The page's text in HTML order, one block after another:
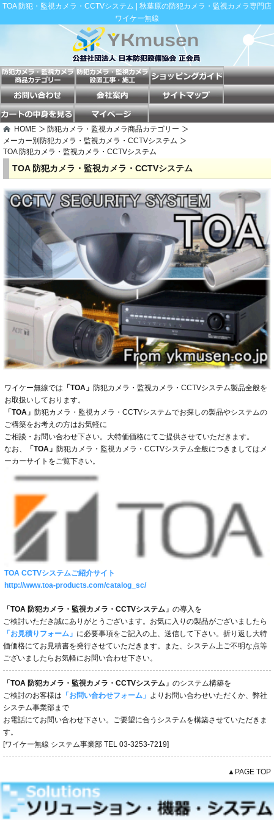
TOA 防犯・監視カメラ・CCTVシステム | 秋葉原の防犯カメラ・監視カメラ専門店
ワイケー無線
HOME
防犯カメラ・監視カメラ商品カテゴリー
メーカー別防犯カメラ・監視カメラ・CCTVシステム
TOA 防犯カメラ・監視カメラ・CCTVシステム
TOA 防犯カメラ・監視カメラ・CCTVシステム
ワイケー無線では 「TOA」 防犯カメラ・監視カメラ・CCTVシステム製品全般を
お取扱いしております。
「TOA」 防犯カメラ・監視カメラ・CCTVシステムでお探しの製品やシステムの
ご構築をお考えの方はお気軽に
ご相談・お問い合わせ下さい。大特価価格にてご提供させていただきます。
なお、
「TOA」 防犯カメラ・監視カメラ・CCTVシステム全般につきましてはメ
ーカーサイトをご覧下さい。
TOA CCTVシステムご紹介サイト
http://www.toa-products.com/catalog_sc/
「TOA 防犯カメラ・監視カメラ・CCTVシステム」 の導入を
ご検討いただき誠にありがとうございます。お気に入りの製品がございましたら
「お見積りフォーム」 に必要事項をご記入の上、送信して下さい。折り返し大特
価価格にてお見積書を発行させていただきます。また、システム上ご不明な点等
ございましたらお気軽にお問い合わせ下さい。
「TOA 防犯カメラ・監視カメラ・CCTVシステム」 のシステム構築を
ご検討のお客様は 「お問い合わせフォーム」 よりお問い合わせいただくか、弊社
システム事業部まで
お電話にてお問い合わせ下さい。ご要望に合うシステムを構築させていただきま
す。
[ワイケー無線 システム事業部 TEL 03-3253-7219]
▲PAGE TOP